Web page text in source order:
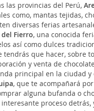
las provincias del Perú,
como, mantas tejidas,
diversas ferias
del Fierro, una conocida
así como dulces
que hacer, sobre
y venta de
principal en la ciudad
, que te acompañará
alguna bufanda o
proceso